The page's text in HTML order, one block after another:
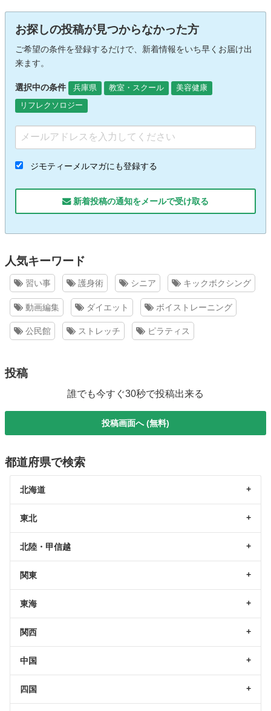
お探しの投稿が見つからなかった方
ご希望の条件を登録するだけで、新着情報をいち早くお届け出
来ます。
選択中の条件 兵庫県 教室・スクール
美容健康
リフレクソロジー
ジモティーメルマガにも登録する
新着投稿の通知をメールで受け取る
人気キーワード
習い事 護身術 シニア キックボクシング
動画編集 ダイエット ボイストレーニング
公民館 ストレッチ ピラティス
投稿
誰でも今すぐ30秒で投稿出来る
投稿画面へ (無料)
都道府県で検索
北海道
東北
北陸・甲信越
関東
東海
関西
中国
四国